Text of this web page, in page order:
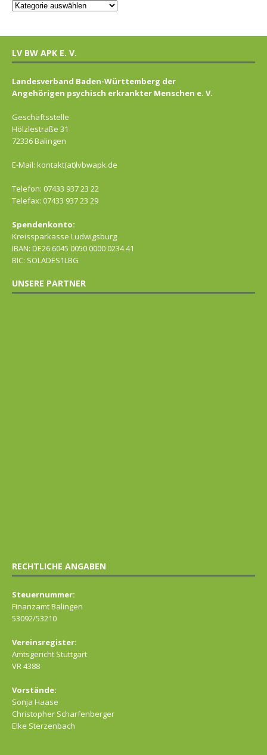
LV BW APK E. V.
Landesverband Baden-Württemberg der
Angehörigen psychisch erkrankter Menschen e. V.
Geschäftsstelle
Hölzlestraße 31
72336 Balingen
E-Mail: kontakt(at)lvbwapk.de
Telefon: 07433 937 23 22
Telefax: 07433 937 23 29
Spendenkonto:
Kreissparkasse Ludwigsburg
IBAN: DE26 6045 0050 0000 0234 41
BIC: SOLADES1LBG
UNSERE PARTNER
RECHTLICHE ANGABEN
Steuernummer:
Finanzamt Balingen
53092/53210
Vereinsregister:
Amtsgericht Stuttgart
VR 4388
Vorstände:
Sonja Haase
Christopher Scharfenberger
Elke Sterzenbach